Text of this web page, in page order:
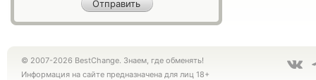
© 2007-2026 BestChange. Знаем, где обменять!
Информация на сайте предназначена для лиц 18+